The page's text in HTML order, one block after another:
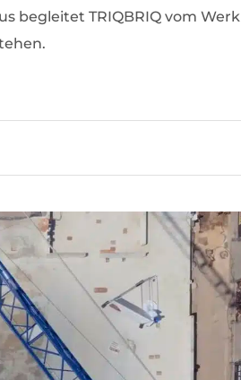
begleitet TRIQBRIQ vom Werk